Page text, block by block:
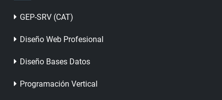
GEP-SRV (CAT)
Diseño Web Profesional
Diseño Bases Datos
Programación Vertical